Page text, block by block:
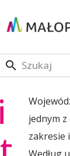
jednym
zakresie